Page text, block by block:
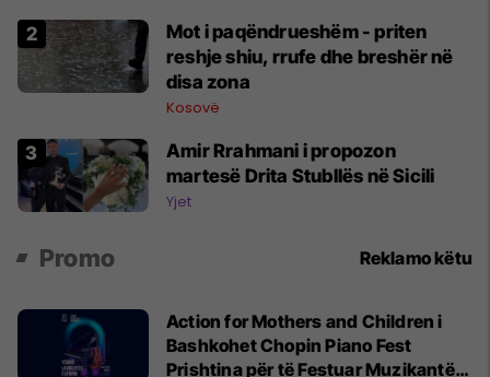
Mot i paqëndrueshëm - priten
reshje shiu, rrufe dhe breshër në
disa zona
Kosovë
Amir Rrahmani i propozon
martesë Drita Stubllës në Sicili
Yjet
Promo Reklamo këtu
Action for Mothers and Children i
Bashkohet Chopin Piano Fest
Prishtina për të Festuar Muzikantët